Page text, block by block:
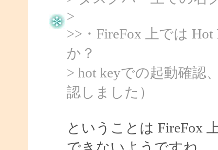
>
>>・FireFox 上では
か？
> hot keyでの起動確認
認しました）
ということは FireFox